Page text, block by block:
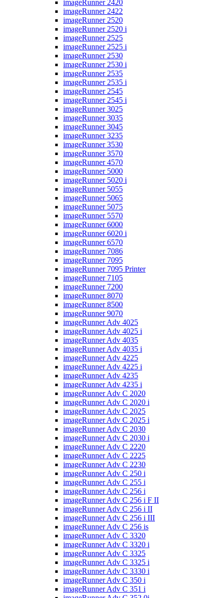
imageRunner 2420
imageRunner 2422
imageRunner 2520
imageRunner 2520 i
imageRunner 2525
imageRunner 2525 i
imageRunner 2530
imageRunner 2530 i
imageRunner 2535
imageRunner 2535 i
imageRunner 2545
imageRunner 2545 i
imageRunner 3025
imageRunner 3035
imageRunner 3045
imageRunner 3235
imageRunner 3530
imageRunner 3570
imageRunner 4570
imageRunner 5000
imageRunner 5020 i
imageRunner 5055
imageRunner 5065
imageRunner 5075
imageRunner 5570
imageRunner 6000
imageRunner 6020 i
imageRunner 6570
imageRunner 7086
imageRunner 7095
imageRunner 7095 Printer
imageRunner 7105
imageRunner 7200
imageRunner 8070
imageRunner 8500
imageRunner 9070
imageRunner Adv 4025
imageRunner Adv 4025 i
imageRunner Adv 4035
imageRunner Adv 4035 i
imageRunner Adv 4225
imageRunner Adv 4225 i
imageRunner Adv 4235
imageRunner Adv 4235 i
imageRunner Adv C 2020
imageRunner Adv C 2020 i
imageRunner Adv C 2025
imageRunner Adv C 2025 i
imageRunner Adv C 2030
imageRunner Adv C 2030 i
imageRunner Adv C 2220
imageRunner Adv C 2225
imageRunner Adv C 2230
imageRunner Adv C 250 i
imageRunner Adv C 255 i
imageRunner Adv C 256 i
imageRunner Adv C 256 i F II
imageRunner Adv C 256 i II
imageRunner Adv C 256 i III
imageRunner Adv C 256 is
imageRunner Adv C 3320
imageRunner Adv C 3320 i
imageRunner Adv C 3325
imageRunner Adv C 3325 i
imageRunner Adv C 3330 i
imageRunner Adv C 350 i
imageRunner Adv C 351 i